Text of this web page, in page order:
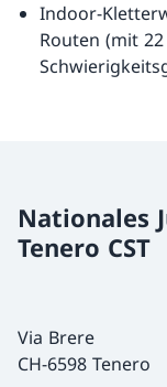
Indoor-
Routen (mit
Nationales
Tenero CST
Via Brere
CH-6598 Tenero